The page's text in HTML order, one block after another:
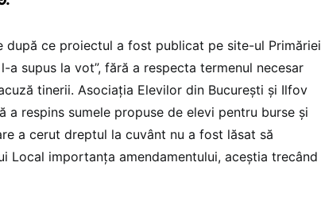
după ce proiectul a fost publicat pe site-ul Primăriei
a supus la vot”, fără a respecta termenul necesar
tinerii. Asociația Elevilor din București și Ilfov
a respins sumele propuse de elevi pentru burse și
a cerut dreptul la cuvânt nu a fost lăsat să
Local importanța amendamentului, aceștia trecând